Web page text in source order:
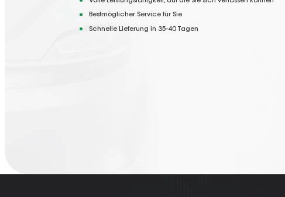
Bestmöglicher Service für Sie
Schnelle Lieferung in 35-40 Tagen